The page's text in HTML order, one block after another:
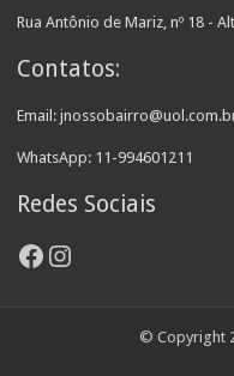
Rua Antônio de Mariz, nº 18 -
Contatos:
Email:
WhatsApp: 11-994601211
Redes Sociais
Facebook
Instagram
© Copyright